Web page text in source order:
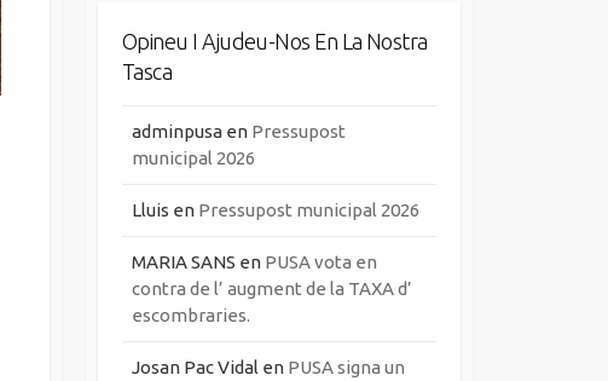
Opineu I Ajudeu-Nos En La Nostra
Tasca
adminpusa en Pressupost
municipal 2026
Lluis en Pressupost municipal 2026
MARIA SANS en PUSA vota en
contra de l’ augment de la TAXA d’
escombraries.
Josan Pac Vidal en PUSA signa un